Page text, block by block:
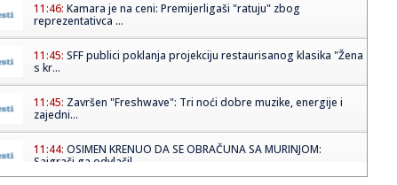
11:46: Kamara je na ceni: Premijerligaši "ratuju" zbog
reprezentativca ...
11:45: SFF publici poklanja projekciju restaurisanog klasika "Žena
s kr...
11:45: Završen "Freshwave": Tri noći dobre muzike, energije i
zajedni...
11:44: OSIMEN KRENUO DA SE OBRAČUNA SA MURINJOM:
Saigrači ga odvlačil...